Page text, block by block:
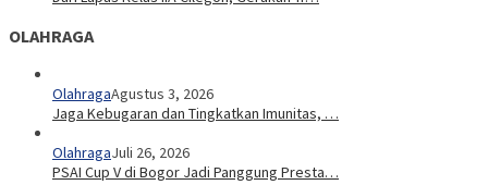
OLAHRAGA
OlahragaAgustus 3, 2026
Jaga Kebugaran dan Tingkatkan Imunitas, …
OlahragaJuli 26, 2026
PSAI Cup V di Bogor Jadi Panggung Presta…